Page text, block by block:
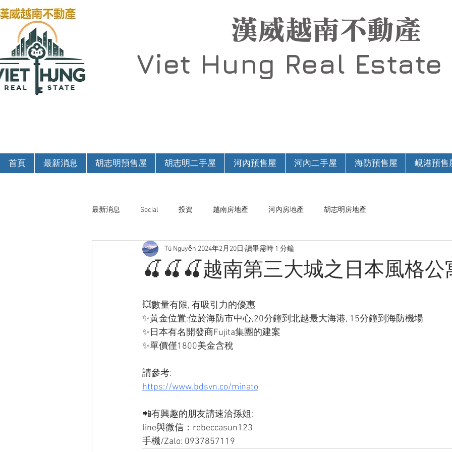
漢威越南不動產
Viet Hung Real Estate
首頁 最新消息 胡志明預售屋 胡志明二手屋 河內預售屋 河內二手屋 海防預售屋 峴港預售
最新消息 Social 投資 越南房地產 河內房地產 胡志明房地產
🍒🍒🍒越南第三大城之日本風格公
Tú Nguyễn 2024年2月20日 讀畢需時 1 分鐘
💥數量有限, 有吸引力的優惠
✨黃金位置:位於海防市中心,20分鐘到北越最大海港, 15分鐘到海防機場
✨日本有名開發商Fujita集團的建案
✨單價僅1800美金含稅
請參考:
https://www.bdsvn.co/minato
📲有興趣的朋友請速洽孫姐:
line與微信：rebeccasun123
手機/Zalo: 0937857119